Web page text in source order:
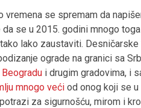
vremena se spremam da
da se u 2015. godini mnogo
lako zaustaviti.
ograde na granici sa
Beogradu i drugim gradovima, i
mnogo veći od onog koji se
za sigurnošću, mirom i